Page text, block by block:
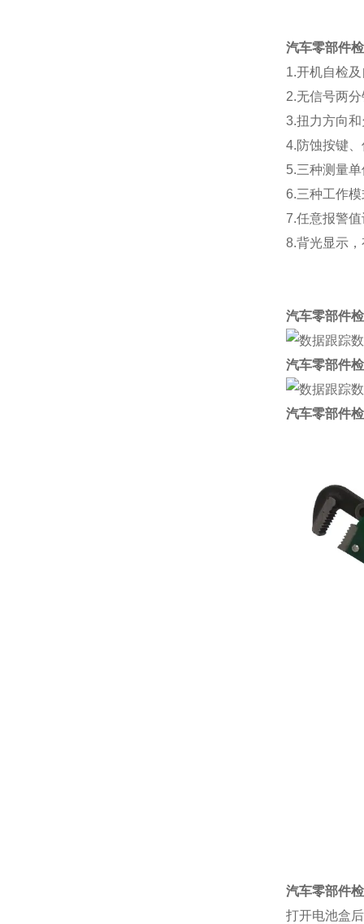
汽车零部件
1.开机自检
2.无信号两
3.扭力方向
4.防蚀按键
5.三种测量
6.三种工作
7.任意报警
8.背光显示
汽车零部件
汽车零部件
汽车零部件
汽车零部件
打开电池盒